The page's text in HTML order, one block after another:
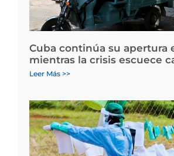
Cuba continúa su apertura
mientras la crisis escuece
Leer Más >>